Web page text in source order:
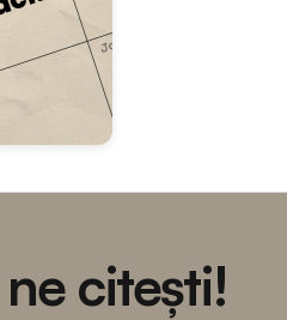
citești!